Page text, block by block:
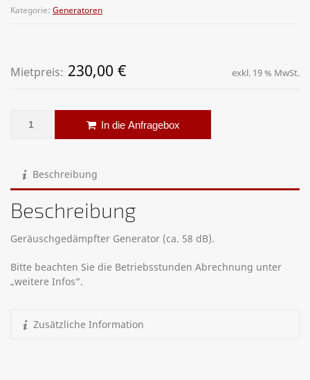
Kategorie: Generatoren
Mietpreis: 230,00 € exkl. 19 % MwSt.
Stromerzeuger – Agg – 30 kW Menge
In die Anfragebox
Beschreibung
Beschreibung
Geräuschgedämpfter Generator (ca. 58 dB).
Bitte beachten Sie die Betriebsstunden Abrechnung unter
„weitere Infos“.
Zusätzliche Information